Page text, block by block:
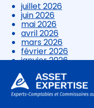
Aller
au
juillet 2026
juin 2026
mai 2026
avril 2026
mars 2026
février 2026
janvier 2026
novembre 2025
octobre 2025
septembre 2025